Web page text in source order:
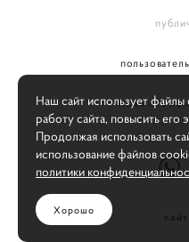
политика
Наш сайт использует
работу сайта, повысить
Продолжая использовать
использование файлов
политики
Хорошо